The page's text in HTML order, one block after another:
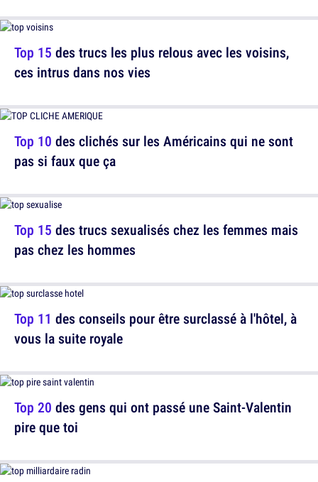
Top 10 des clichés sur les Américains qui ne sont
pas si faux que ça
Top 11 des conseils pour être surclassé à l'hôtel, à
vous la suite royale
Top 15 des trucs les plus relous avec les voisins,
ces intrus dans nos vies
Top 15 des trucs sexualisés chez les femmes mais
pas chez les hommes
Top 20 des gens qui ont passé une Saint-Valentin
pire que toi